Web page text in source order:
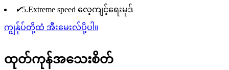
✔5.Extreme speed လေ့ကျင့်ရေးမုဒ်
ကျွန်ုပ်တို့ထံ အီးမေးလ်ပို့ပါ။
ထုတ်ကုန်အသေးစိတ်